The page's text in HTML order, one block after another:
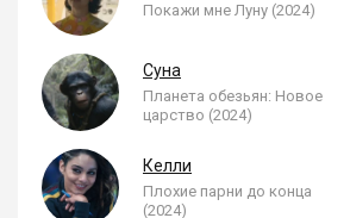
Покажи мне Луну (2024)
Суна
Планета обезьян: Новое
царство (2024)
Келли
Плохие парни до конца
(2024)